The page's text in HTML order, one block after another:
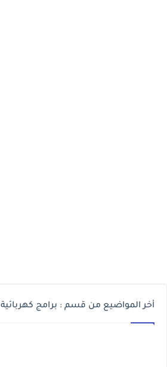
أخر المواضيع من قسم : برامج كهربائية